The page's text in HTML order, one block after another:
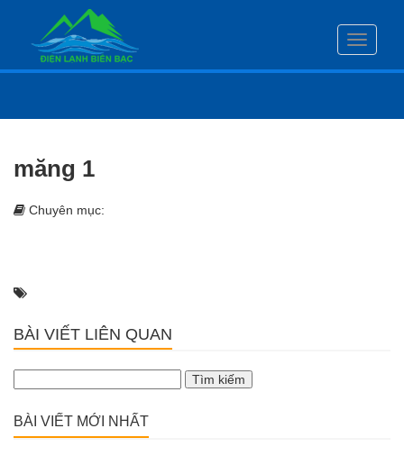
Toggle
măng 1
Chuyên mục:
BÀI VIẾT LIÊN QUAN
kiếm
BÀI VIẾT MỚI NHẤT